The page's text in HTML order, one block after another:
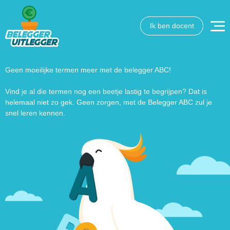
Ik ben docent
Geen moeilijke termen meer met de belegger ABC!
Vind je al die termen nog een beetje lastig te begrijpen? Dat is
helemaal niet zo gek. Geen zorgen, met de Belegger ABC zul je
snel leren kennen.
Wat wil je opzoeken?
hebben? We helpen je graag een handje.
Zoek
naar:
Zoekknop